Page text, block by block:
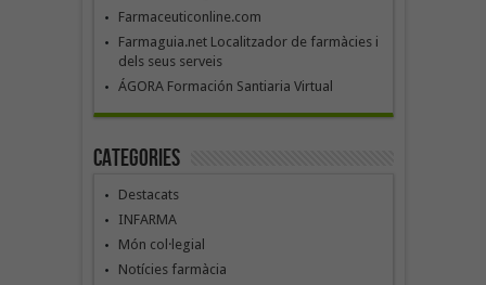
Farmaceuticonline.com
Farmaguia.net Localitzador de farmàcies i
dels seus serveis
ÁGORA Formación Santiaria Virtual
Categories
Destacats
INFARMA
Món col·legial
Notícies farmàcia